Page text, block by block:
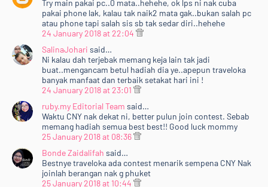
Try main pakai pc..0 mata..hehehe, ok lps ni nak cuba
pakai phone lak, kalau tak naik2 mata gak..bukan salah pc
atau phone tapi salah sis sb tak sedar diri..hehehe
24 January 2018 at 22:04
SalinaJohari said…
Ni kalau dah terjebak memang keja lain tak jadi
buat..mengancam betul hadiah dia ye..apepun traveloka
banyak manfaat dan terbaik setakat hari ini !
24 January 2018 at 23:01
ruby.my Editorial Team said…
Waktu CNY nak dekat ni, better pulun join contest. Sebab
memang hadiah semua best best!! Good luck mommy
25 January 2018 at 08:36
Bonde Zaidalifah said…
Bestnye traveloka ada contest menarik sempena CNY Nak
joinlah berangan nak g phuket
25 January 2018 at 10:44